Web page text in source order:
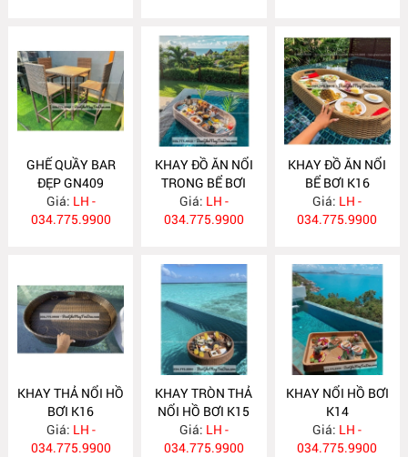
GHẾ QUẦY BAR
ĐẸP GN409
Giá: LH -
034.775.9900
KHAY ĐỒ ĂN NỔI
TRONG BỂ BƠI
K17
Giá: LH -
034.775.9900
KHAY ĐỒ ĂN NỔI
BỂ BƠI K16
Giá: LH -
034.775.9900
KHAY THẢ NỔI HỒ
BƠI K16
Giá: LH -
034.775.9900
KHAY TRÒN THẢ
NỔI HỒ BƠI K15
Giá: LH -
034.775.9900
KHAY NỔI HỒ BƠI
K14
Giá: LH -
034.775.9900